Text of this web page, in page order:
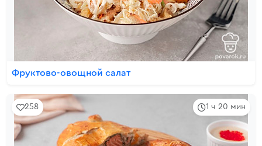
Фруктово-овощной салат
1 ч 20 мин
258